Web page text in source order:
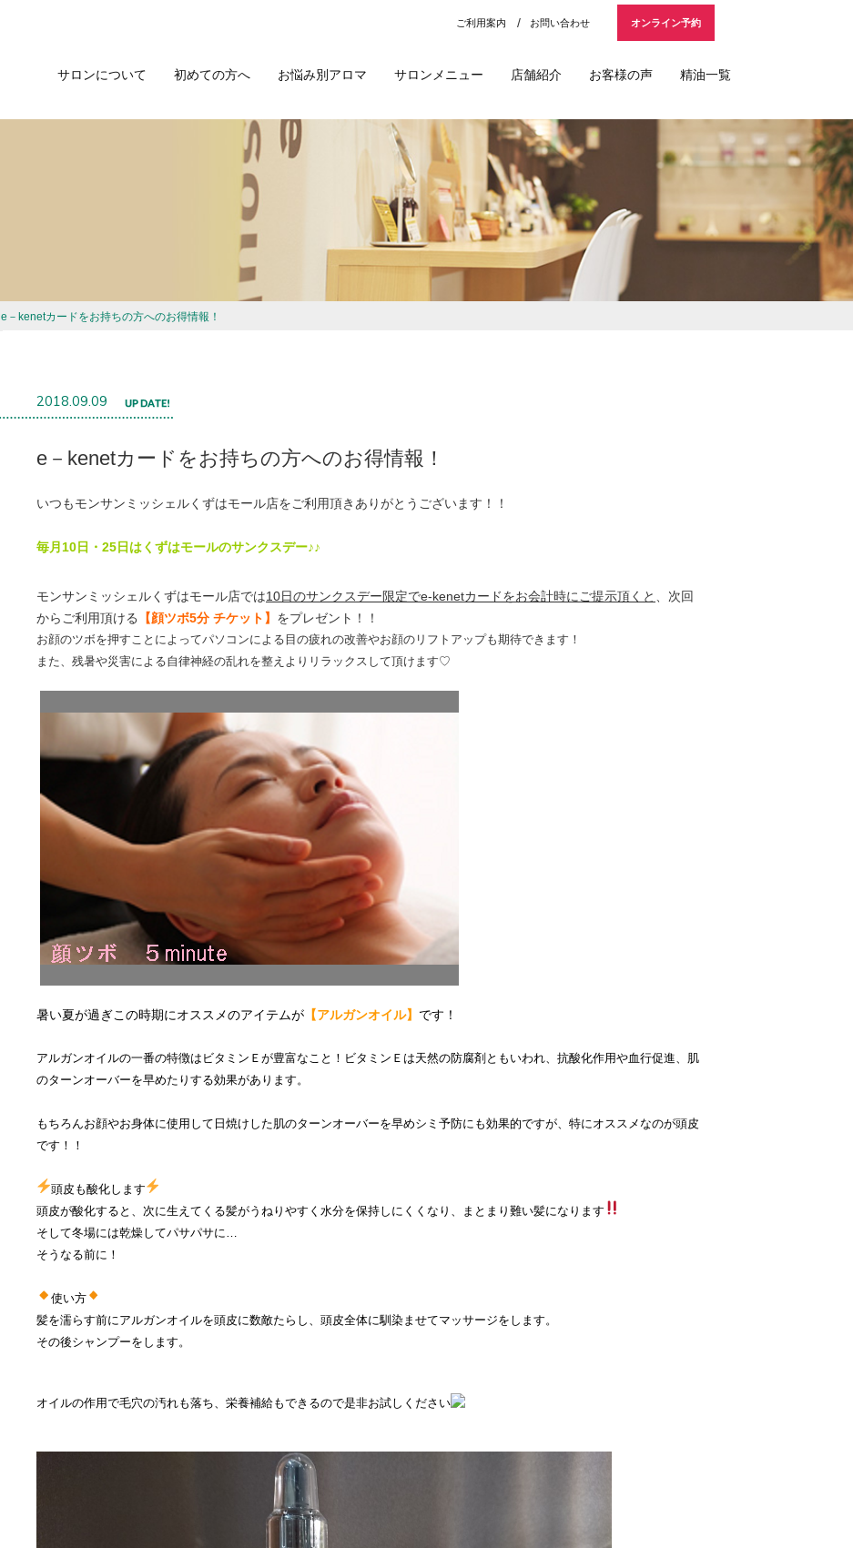
オンライン予約
お問い合わせ
ご利用案内
サロンについて 初めての方へ お悩み別アロマ サロンメニュー 店舗紹介 お客様の声 精油一覧
e－kenetカードをお持ちの方へのお得情報！
2018.09.09
e－kenetカードをお持ちの方へのお得情報！
いつもモンサンミッシェルくずはモール店をご利用頂きありがとうございます！！
毎月10日・25日はくずはモールのサンクスデー♪♪
モンサンミッシェルくずはモール店では10日のサンクスデー限定でe-kenetカードをお会計時にご提示頂くと
、次回
からご利用頂ける
【顔ツボ5分 チケット】 をプレゼント！！
お顔のツボを押すことによってパソコンによる目の疲れの改善やお顔のリフトアップも期待できます！
また、残暑や災害による自律神経の乱れを整えよりリラックスして頂けます♡
暑い夏が過ぎこの時期にオススメのアイテムが 【アルガンオイル】 です！
アルガンオイルの一番の特徴はビタミンＥが豊富なこと！ビタミンＥは天然の防腐剤ともいわれ、抗酸化作用や血行促進、肌
のターンオーバーを早めたりする効果があります。
もちろんお顔やお身体に使用して日焼けした肌のターンオーバーを早めシミ予防にも効果的ですが、特にオススメなのが頭皮
です！！
頭皮も酸化します
頭皮が酸化すると、次に生えてくる髪がうねりやすく水分を保持しにくくなり、まとまり難い髪になります
そして冬場には乾燥してパサパサに…
そうなる前に！
使い方
髪を濡らす前にアルガンオイルを頭皮に数敵たらし、頭皮全体に馴染ませてマッサージをします。
その後シャンプーをします。
オイルの作用で毛穴の汚れも落ち、栄養補給もできるので是非お試しください